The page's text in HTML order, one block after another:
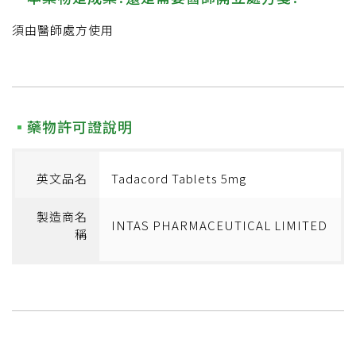
須由醫師處方使用
藥物許可證說明
英文品名 Tadacord Tablets 5mg
製造商名
稱
INTAS PHARMACEUTICAL LIMITED